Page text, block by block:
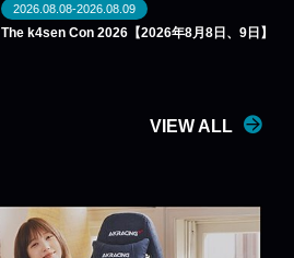
2026.08.08-2026.08.09
The k4sen Con 2026【2026年8月8日、9日】
VIEW ALL